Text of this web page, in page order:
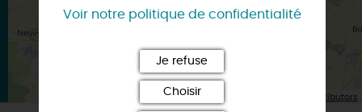
Leaflet| Map data © OpenStreetMap contributors
Voir notre politique de confidentialité
Je refuse
Choisir